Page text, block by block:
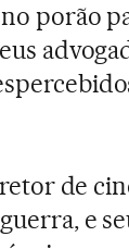
porão
de
e